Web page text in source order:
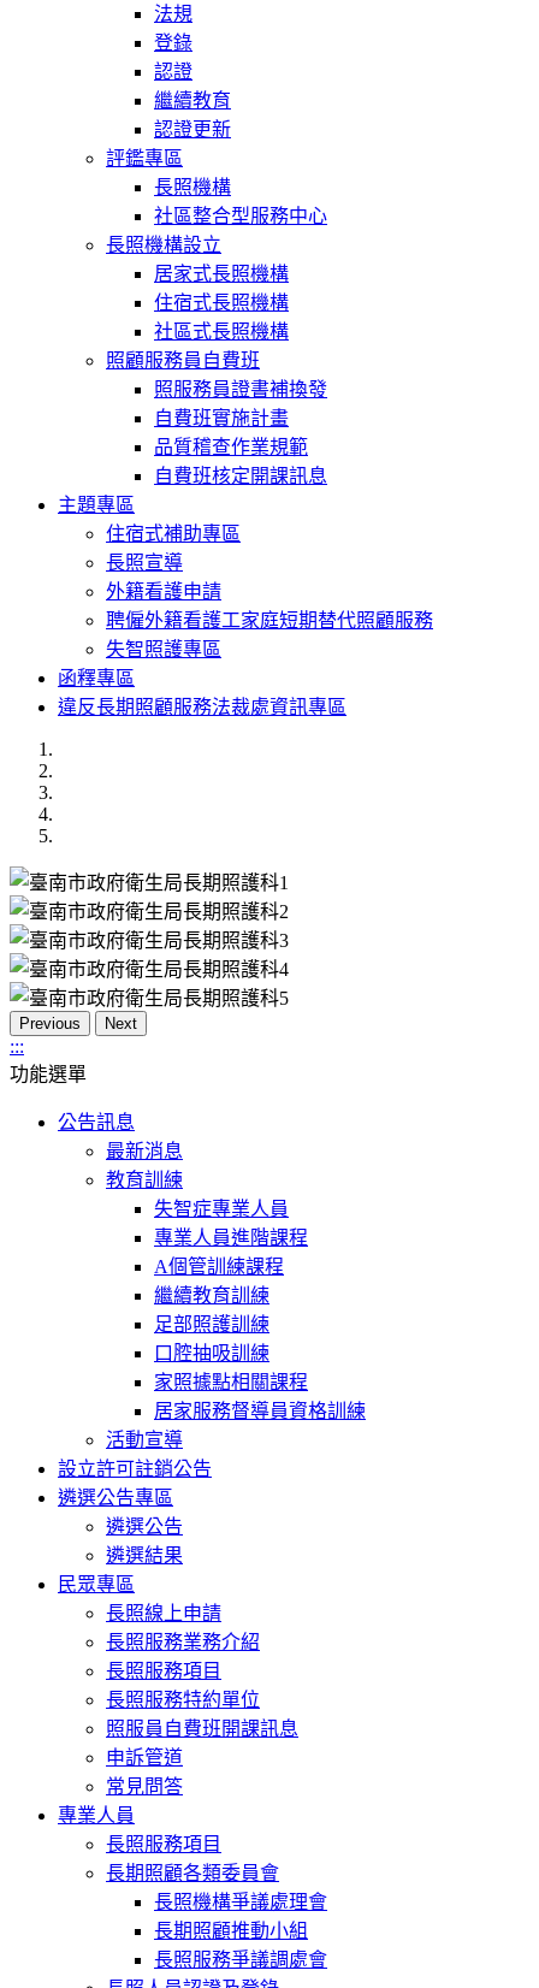
法規
登錄
認證
繼續教育
認證更新
評鑑專區
長照機構
社區整合型服務中心
長照機構設立
居家式長照機構
住宿式長照機構
社區式長照機構
照顧服務員自費班
照服務員證書補換發
自費班實施計畫
品質稽查作業規範
自費班核定開課訊息
主題專區
住宿式補助專區
長照宣導
外籍看護申請
聘僱外籍看護工家庭短期替代照顧服務
失智照護專區
函釋專區
違反長期照顧服務法裁處資訊專區
Previous Next
:::
功能選單
公告訊息
最新消息
教育訓練
失智症專業人員
專業人員進階課程
A個管訓練課程
繼續教育訓練
足部照護訓練
口腔抽吸訓練
家照據點相關課程
居家服務督導員資格訓練
活動宣導
設立許可註銷公告
遴選公告專區
遴選公告
遴選結果
民眾專區
長照線上申請
長照服務業務介紹
長照服務項目
長照服務特約單位
照服員自費班開課訊息
申訴管道
常見問答
專業人員
長照服務項目
長期照顧各類委員會
長照機構爭議處理會
長期照顧推動小組
長照服務爭議調處會